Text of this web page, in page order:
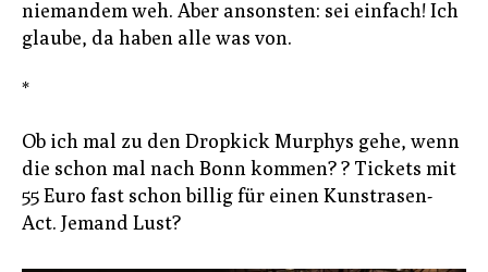
niemandem weh. Aber ansonsten: sei einfach! Ich
glaube, da haben alle was von.
*
Ob ich mal zu den Dropkick Murphys gehe, wenn
die schon mal nach Bonn kommen? ? Tickets mit
55 Euro fast schon billig für einen Kunstrasen-
Act. Jemand Lust?